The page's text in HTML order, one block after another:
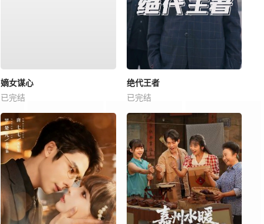
嫡女谋心
已完结
绝代王者
已完结